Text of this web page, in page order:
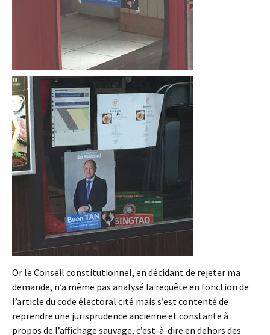
Or le Conseil constitutionnel, en décidant de rejeter ma
demande, n’a même pas analysé la requête en fonction de
l’article du code électoral cité mais s’est contenté de
reprendre une jurisprudence ancienne et constante à
propos de l’affichage sauvage, c’est-à-dire en dehors des